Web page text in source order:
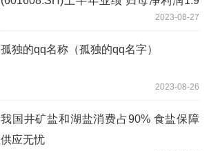
2023-08-27
孤独的qq名称（孤独的qq名字）
2023-08-26
我国井矿盐和湖盐消费占90% 食盐保障
供应无忧